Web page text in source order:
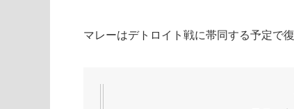
マレーはデトロイト戦に帯同する予定で